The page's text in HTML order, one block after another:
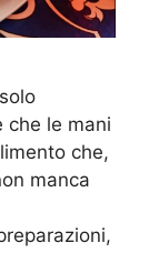
che le mani
che,
manca